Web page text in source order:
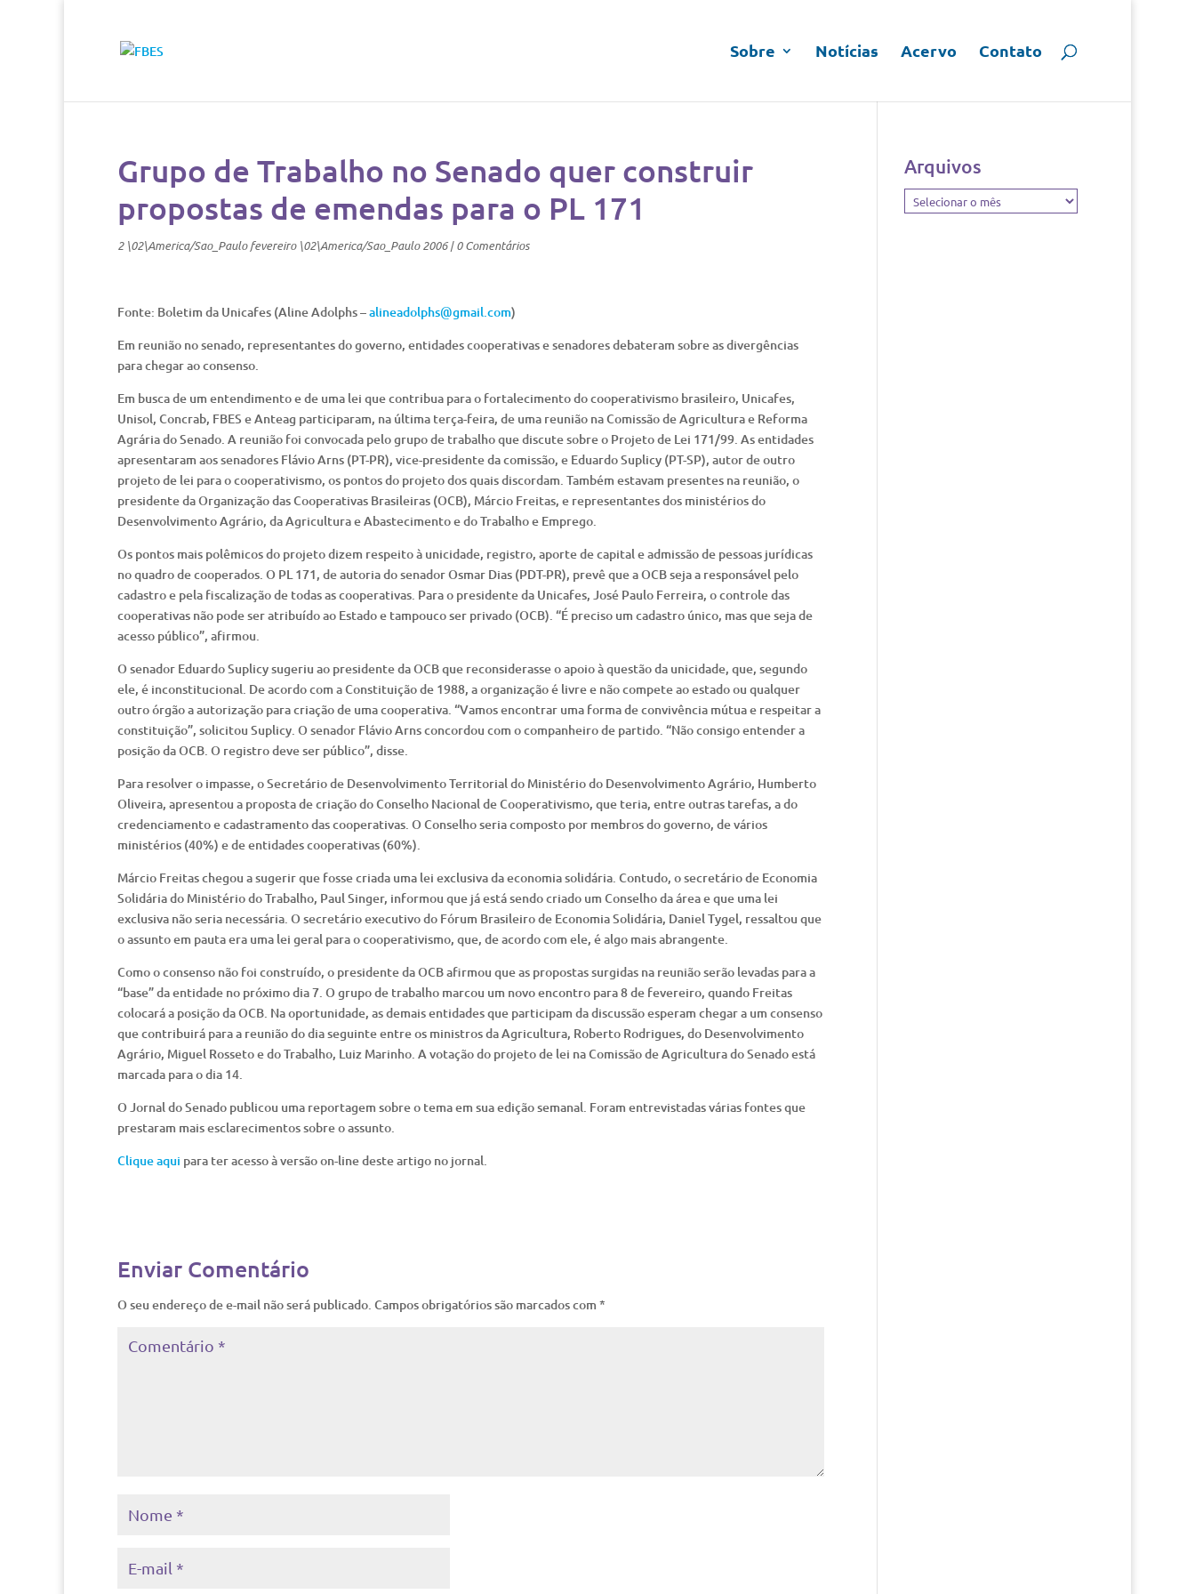
Sobre Notícias Acervo Contato
Grupo de Trabalho no Senado quer construir
propostas de emendas para o PL 171
2 \02\America/Sao_Paulo fevereiro \02\America/Sao_Paulo 2006|0 Comentários
Fonte: Boletim da Unicafes (Aline Adolphs –alineadolphs@gmail.com)
Em reunião no senado, representantes do governo, entidades cooperativas e senadores debateram sobre as divergências
para chegar ao consenso.
Em busca de um entendimento e de uma lei que contribua para o fortalecimento do cooperativismo brasileiro, Unicafes,
Unisol, Concrab, FBES e Anteag participaram, na última terça-feira, de uma reunião na Comissão de Agricultura e Reforma
Agrária do Senado. A reunião foi convocada pelo grupo de trabalho que discute sobre o Projeto de Lei 171/99. As entidades
apresentaram aos senadores Flávio Arns (PT-PR), vice-presidente da comissão, e Eduardo Suplicy (PT-SP), autor de outro
projeto de lei para o cooperativismo, os pontos do projeto dos quais discordam. Também estavam presentes na reunião, o
presidente da Organização das Cooperativas Brasileiras (OCB), Márcio Freitas, e representantes dos ministérios do
Desenvolvimento Agrário, da Agricultura e Abastecimento e do Trabalho e Emprego.
Os pontos mais polêmicos do projeto dizem respeito à unicidade, registro, aporte de capital e admissão de pessoas jurídicas
no quadro de cooperados. O PL 171, de autoria do senador Osmar Dias (PDT-PR), prevê que a OCB seja a responsável pelo
cadastro e pela fiscalização de todas as cooperativas. Para o presidente da Unicafes, José Paulo Ferreira, o controle das
cooperativas não pode ser atribuído ao Estado e tampouco ser privado (OCB). “É preciso um cadastro único, mas que seja de
acesso público”, afirmou.
O senador Eduardo Suplicy sugeriu ao presidente da OCB que reconsiderasse o apoio à questão da unicidade, que, segundo
ele, é inconstitucional. De acordo com a Constituição de 1988, a organização é livre e não compete ao estado ou qualquer
outro órgão a autorização para criação de uma cooperativa. “Vamos encontrar uma forma de convivência mútua e respeitar a
constituição”, solicitou Suplicy. O senador Flávio Arns concordou com o companheiro de partido. “Não consigo entender a
posição da OCB. O registro deve ser público”, disse.
Para resolver o impasse, o Secretário de Desenvolvimento Territorial do Ministério do Desenvolvimento Agrário, Humberto
Oliveira, apresentou a proposta de criação do Conselho Nacional de Cooperativismo, que teria, entre outras tarefas, a do
credenciamento e cadastramento das cooperativas. O Conselho seria composto por membros do governo, de vários
ministérios (40%) e de entidades cooperativas (60%).
Márcio Freitas chegou a sugerir que fosse criada uma lei exclusiva da economia solidária. Contudo, o secretário de Economia
Solidária do Ministério do Trabalho, Paul Singer, informou que já está sendo criado um Conselho da área e que uma lei
exclusiva não seria necessária. O secretário executivo do Fórum Brasileiro de Economia Solidária, Daniel Tygel, ressaltou que
o assunto em pauta era uma lei geral para o cooperativismo, que, de acordo com ele, é algo mais abrangente.
Como o consenso não foi construído, o presidente da OCB afirmou que as propostas surgidas na reunião serão levadas para a
“base” da entidade no próximo dia 7. O grupo de trabalho marcou um novo encontro para 8 de fevereiro, quando Freitas
colocará a posição da OCB. Na oportunidade, as demais entidades que participam da discussão esperam chegar a um consenso
que contribuirá para a reunião do dia seguinte entre os ministros da Agricultura, Roberto Rodrigues, do Desenvolvimento
Agrário, Miguel Rosseto e do Trabalho, Luiz Marinho. A votação do projeto de lei na Comissão de Agricultura do Senado está
marcada para o dia 14.
O Jornal do Senado publicou uma reportagem sobre o tema em sua edição semanal. Foram entrevistadas várias fontes que
prestaram mais esclarecimentos sobre o assunto.
Clique aqui para ter acesso à versão on-line deste artigo no jornal.
Enviar Comentário
O seu endereço de e-mail não será publicado. Campos obrigatórios são marcados com *
Arquivos
Arquivos